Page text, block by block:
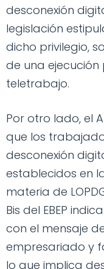
desconexión
legislación
dicho privilegio,
de una
teletrabajo.
Por otro lado, el
que los
desconexión
establecidos en
materia de
Bis del EBEP
con el mensaje
empresariado y
lo que implica